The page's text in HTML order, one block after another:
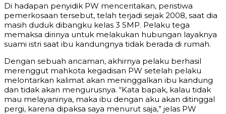
Di hadapan penyidik PW menceritakan, peristiwa
pemerkosaan tersebut, telah terjadi sejak 2008, saat dia
masih duduk dibangku kelas 3 SMP. Pelaku tega
memaksa dirinya untuk melakukan hubungan layaknya
suami istri saat ibu kandungnya tidak berada di rumah.
Dengan sebuah ancaman, akhirnya pelaku berhasil
merenggut mahkota kegadisan PW setelah pelaku
melontarkan kalimat akan meninggalkan ibu kandung
dan tidak akan mengurusnya. “Kata bapak, kalau tidak
mau melayaninya, maka ibu dengan aku akan ditinggal
pergi, karena dipaksa saya menurut saja,” jelas PW